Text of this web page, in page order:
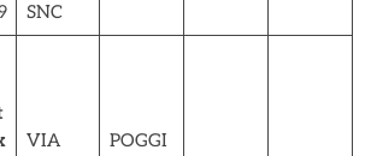
SNC
VIA
POGGI